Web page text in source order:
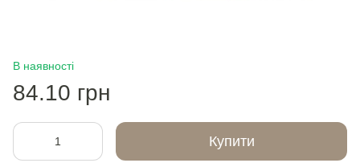
В наявності
84.10 грн
Купити